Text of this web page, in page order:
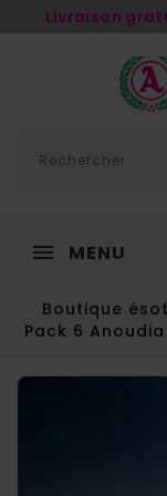
Livraison
MENU
Boutique
Pack 6
Pack